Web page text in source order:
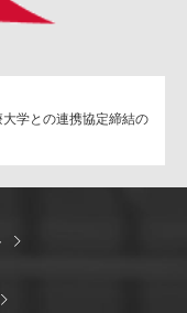
学との連携協定締結の